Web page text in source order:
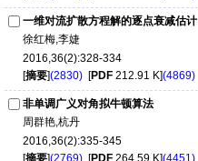
一维对流扩散方程解的逐点衰减估计
徐红梅,李婕
2016,36(2):328-334
[摘要](2830) [PDF 212.91 K](4869)
非单调广义对角拟牛顿算法
周群艳,杭丹
2016,36(2):335-345
[摘要](2769) [PDF 264.59 K](4451)